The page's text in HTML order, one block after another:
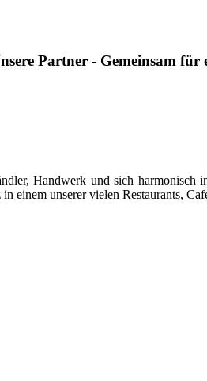
Partner - Gemeinsam für
Handwerk und sich
einem unserer vielen Restaurants,